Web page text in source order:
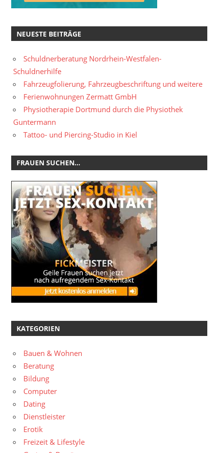
NEUESTE BEITRÄGE
Schuldnerberatung Nordrhein-Westfalen-
Schuldnerhilfe
Fahrzeugfolierung, Fahrzeugbeschriftung und weitere
Ferienwohnungen Zermatt GmbH
Physiotherapie Dortmund durch die Physiothek
Guntermann
Tattoo- und Piercing-Studio in Kiel
FRAUEN SUCHEN…
KATEGORIEN
Bauen & Wohnen
Beratung
Bildung
Computer
Dating
Dienstleister
Erotik
Freizeit & Lifestyle